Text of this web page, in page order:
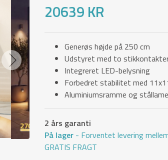
Next
20639 KR
Generøs højde på 250 cm
Udstyret med to
Integreret LED-belysning
Forbedret stabilitet med
Aluminiumsramme og
2 års garanti
På lager - Forventet levering
GRATIS FRAGT